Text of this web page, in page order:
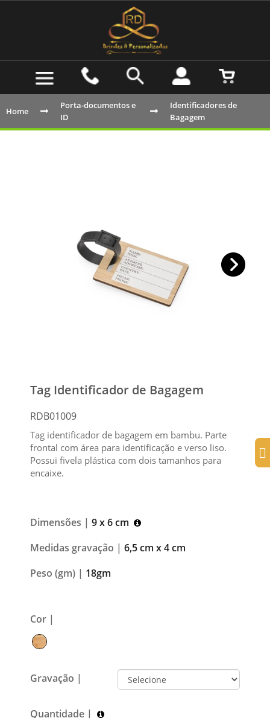
Home
Porta-documentos e
ID
Identificadores de
Bagagem
Tag Identificador de Bagagem
RDB01009
Tag identificador de bagagem em bambu. Parte
frontal com área para identificação e verso liso.
Possui fivela plástica com dois tamanhos para
encaixe.
Dimensões | 9 x 6 cm
Medidas gravação | 6,5 cm x 4 cm
Peso (gm) | 18gm
Cor |
Gravação |
Quantidade |